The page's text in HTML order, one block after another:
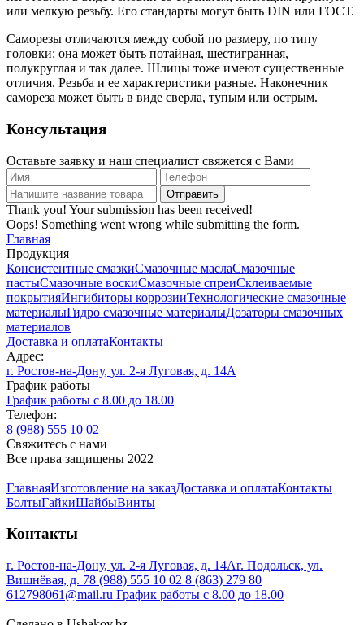
или мелкую резьбу. Его стандарты могут быть DIN или ГОСТ.
Саморезы отличаются между собой по размеру, по типу
головки: она может быть потайная, шестигранная,
полукруглая и так далее. Шлицы тоже имеют существенные
отличия. Резьба и ее характеристики разные. Наконечник
самореза может быть в виде сверла, тупым или острым.
Консультация
Оставьте заявку и наш специалист свяжется с Вами
Thank you! Your submission has been received!
Oops! Something went wrong while submitting the form.
Главная
Продукция
Консистентные смазкиСмазочные маслаСмазочные
пастыСмазочные воскиСмазочные спреиСклеиваемые
покрытияИнгибиторы коррозииТехнологические смазочные
материалыГидро смазочные материалыДозаторы смазочных
материалов
Доставка и оплатаКонтакты
Адрес:
г. Ростов-на-Дону, ул. 2-я Луговая, д. 14А
График работы
График работы с 8.00 до 18.00
Телефон:
8 (988) 555 10 02
Cвяжитесь с нами
Все права защищены 2022
ГлавнаяИзготовление на заказДоставка и оплатаКонтакты
БолтыГайкиШайбыВинты
Контакты
г. Ростов-на-Дону, ул. 2-я Луговая, д. 14Аг. Подольск, ул.
Вишнёвая, д. 78 (988) 555 10 02 8 (863) 279 80
61 2798061@mail.ru График работы с 8.00 до 18.00